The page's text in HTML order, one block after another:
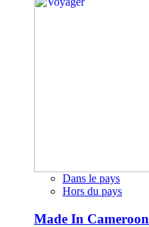
Dans le pays
Hors du pays
Made In Cameroon